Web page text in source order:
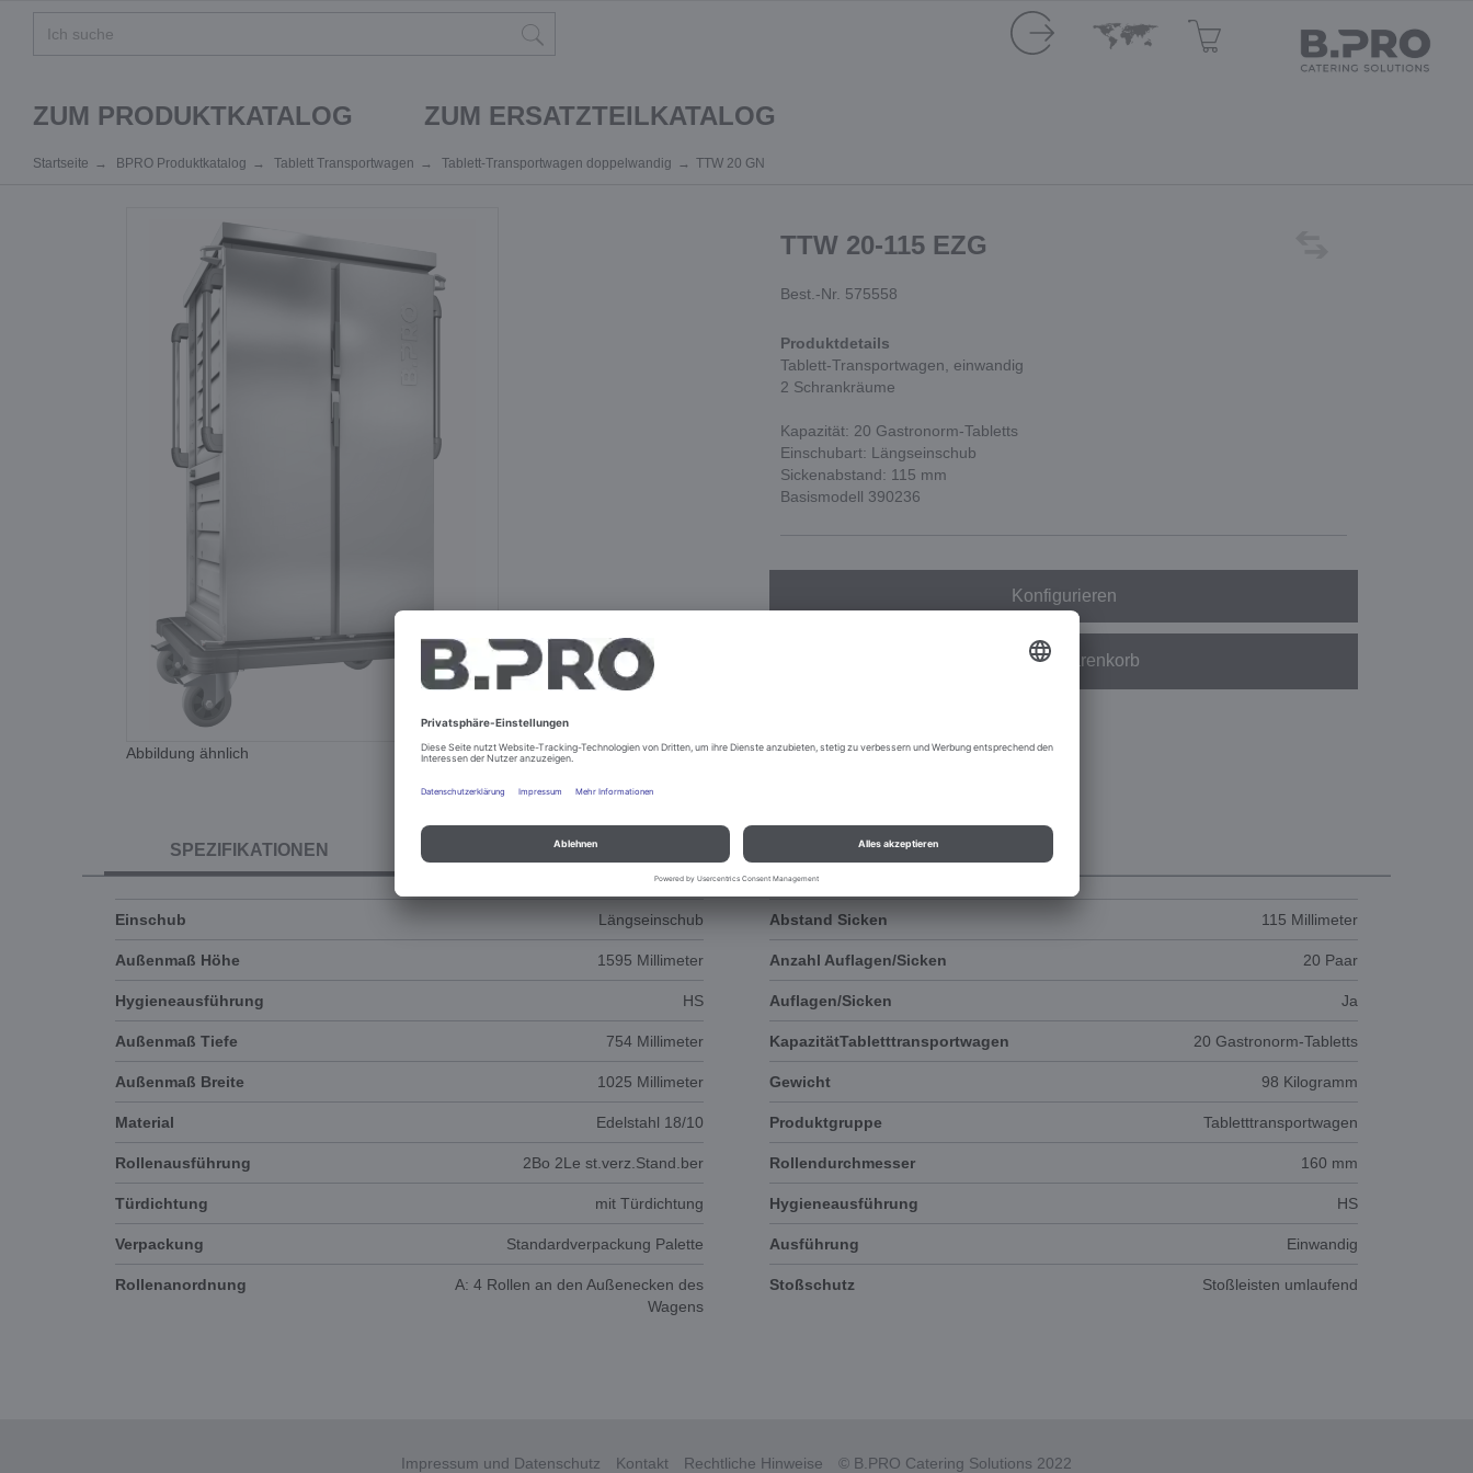
ZUM PRODUKTKATALOG ZUM ERSATZTEILKATALOG
Startseite BPRO Produktkatalog Tablett Transportwagen Tablett-Transportwagen doppelwandig TTW 20 GN
Abbildung ähnlich
TTW 20-115 EZG
Best.-Nr. 575558
Produktdetails
Tablett-Transportwagen, einwandig
2 Schrankräume
Kapazität: 20 Gastronorm-Tabletts
Einschubart: Längseinschub
Sickenabstand: 115 mm
Basismodell 390236
Konfigurieren
In den Warenkorb
SPEZIFIKATIONEN DOKUMENTE ERSATZTEILE
Einschub Längseinschub Abstand Sicken 115 Millimeter
Außenmaß Höhe 1595 Millimeter Anzahl Auflagen/Sicken 20 Paar
Hygieneausführung HS Auflagen/Sicken Ja
Außenmaß Tiefe 754 Millimeter KapazitätTabletttransportwagen 20 Gastronorm-Tabletts
Außenmaß Breite 1025 Millimeter Gewicht 98 Kilogramm
Material Edelstahl 18/10 Produktgruppe Tabletttransportwagen
Rollenausführung 2Bo 2Le st.verz.Stand.ber Rollendurchmesser 160 mm
Türdichtung mit Türdichtung Hygieneausführung HS
Verpackung Standardverpackung Palette Ausführung Einwandig
Rollenanordnung
A: 4 Rollen an den Außenecken des
Wagens
Stoßschutz Stoßleisten umlaufend
Impressum und Datenschutz Kontakt Rechtliche Hinweise © B.PRO Catering Solutions 2022